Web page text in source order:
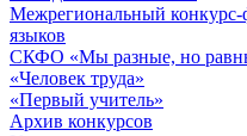
Межрегиональный конкурс-
языков
СКФО «Мы разные, но
«Человек труда»
«Первый учитель»
Архив конкурсов